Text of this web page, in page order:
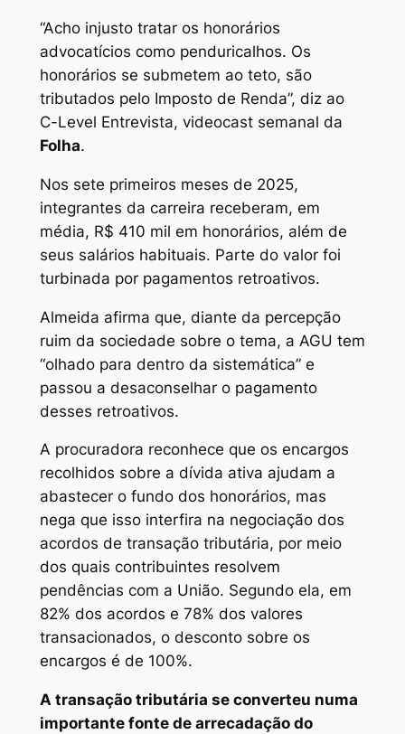
“Acho injusto tratar os honorários
advocatícios como penduricalhos. Os
honorários se submetem ao teto, são
tributados pelo Imposto de Renda”, diz ao
C-Level Entrevista, videocast semanal da
Folha.
Nos sete primeiros meses de 2025,
integrantes da carreira receberam, em
média, R$ 410 mil em honorários, além de
seus salários habituais. Parte do valor foi
turbinada por pagamentos retroativos.
Almeida afirma que, diante da percepção
ruim da sociedade sobre o tema, a AGU tem
“olhado para dentro da sistemática” e
passou a desaconselhar o pagamento
desses retroativos.
A procuradora reconhece que os encargos
recolhidos sobre a dívida ativa ajudam a
abastecer o fundo dos honorários, mas
nega que isso interfira na negociação dos
acordos de transação tributária, por meio
dos quais contribuintes resolvem
pendências com a União. Segundo ela, em
82% dos acordos e 78% dos valores
transacionados, o desconto sobre os
encargos é de 100%.
A transação tributária se converteu numa
importante fonte de arrecadação do